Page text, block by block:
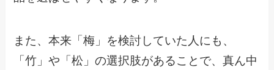
また、本来「梅」を検討していた人にも、
「竹」や「松」の選択肢があることで、真ん中